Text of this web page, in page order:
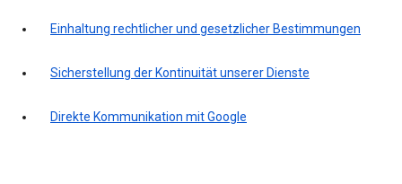
Einhaltung rechtlicher und gesetzlicher Bestimmungen
Sicherstellung der Kontinuität unserer Dienste
Direkte Kommunikation mit Google